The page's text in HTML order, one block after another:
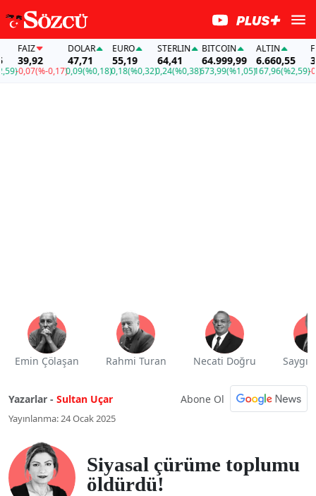
(%-0,17)
DOLAR
47,71
0,09(%0,18)
EURO
55,19
0,18(%0,32)
STERLIN
64,41
0,24(%0,38)
BITCOIN
64.999,99
673,99(%1,05)
ALTIN
6.660,55
167,96(%2,59)-0,07
Emin Çölaşan Rahmi Turan Necati Doğru Saygı
Yazarlar - Sultan Uçar Abone Ol
Yayınlanma: 24 Ocak 2025
Siyasal çürüme toplumu
öldürdü!